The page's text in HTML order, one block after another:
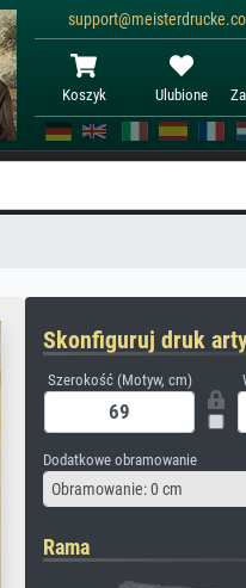
Koszyk Ulubione
Skonfiguruj druk
Szerokość (Motyw, cm)
Dodatkowe obramowanie
Obramowanie: 0 cm
Rama